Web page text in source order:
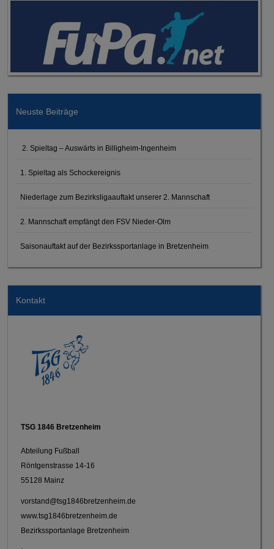
Neuste Beiträge
2. Spieltag – Auswärts in Billigheim-Ingenheim
1. Spieltag als Schockereignis
Niederlage zum Bezirksligaauftakt unserer 2. Mannschaft
2. Mannschaft empfängt den FSV Nieder-Olm
Saisonauftakt auf der Bezirkssportanlage in Bretzenheim
Kontakt
TSG 1846 Bretzenheim
Abteilung Fußball
Röntgenstrasse 14-16
55128 Mainz
vorstand@tsg1846bretzenheim.de
www.tsg1846bretzenheim.de
Bezirkssportanlage Bretzenheim